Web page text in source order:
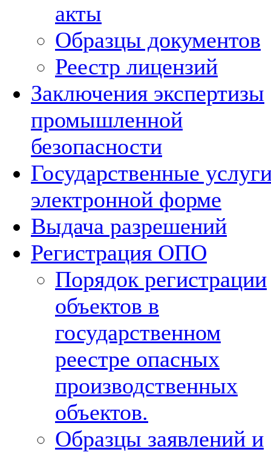
акты
Образцы документов
Реестр лицензий
Заключения экспертизы
промышленной
безопасности
Государственные
электронной форме
Выдача разрешений
Регистрация ОПО
Порядок регистрации
объектов в
государственном
реестре опасных
производственных
объектов.
Образцы заявлений и